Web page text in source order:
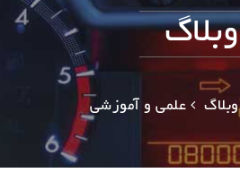
وبلاگ
وبلاگ علمی و آموزشی